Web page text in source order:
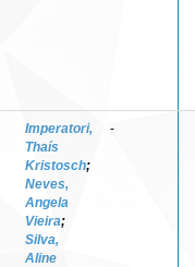
Imperatori,
Thaís
Kristosch;
Neves,
Angela
Vieira;
Silva,
Aline
-